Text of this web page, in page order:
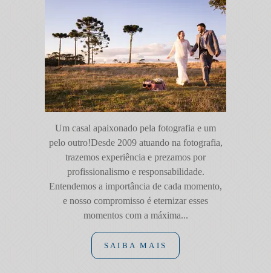
Um casal apaixonado pela fotografia e um
pelo outro!Desde 2009 atuando na fotografia,
trazemos experiência e prezamos por
profissionalismo e responsabilidade.
Entendemos a importância de cada momento,
e nosso compromisso é eternizar esses
momentos com a máxima...
SAIBA MAIS